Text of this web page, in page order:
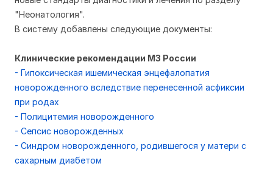
"Неонатология".
В систему добавлены следующие документы:
Клинические рекомендации МЗ России
- Гипоксическая ишемическая энцефалопатия
новорожденного вследствие перенесенной асфиксии
при родах
- Полицитемия новорожденного
- Сепсис новорожденных
- Синдром новорожденного, родившегося у матери с
сахарным диабетом